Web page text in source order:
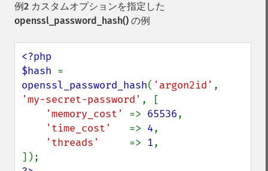
例2 カスタムオプションを指定した
openssl_password_hash() の例
<?php
$hash
openssl_password_hash( 'argon2id'
'my-secret-password' , [
'memory_cost' => 65536,
'time_cost' => 4,
'threads' => 1,